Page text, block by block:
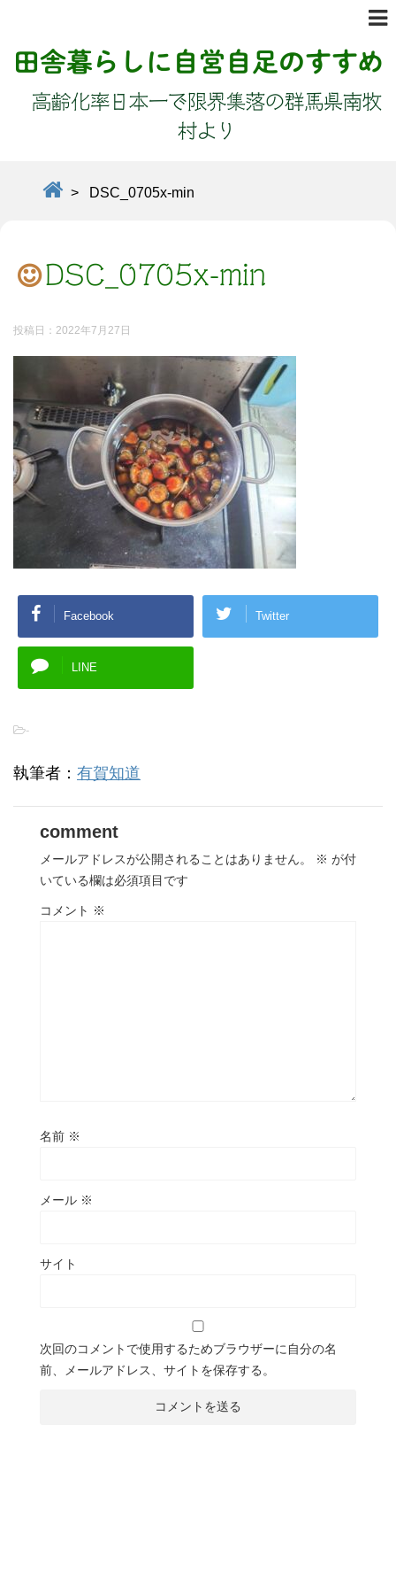
田舎暮らしに自営自足のすすめ
高齢化率日本一で限界集落の群馬県南牧
村より
> DSC_0705x-min
DSC_0705x-min
投稿日： 2022年7月27日
Facebook Twitter
LINE
-
執筆者： 有賀知道
comment
メールアドレスが公開されることはありません。 ※ が付
いている欄は必須項目です
コメント ※
名前 ※
メール ※
サイト
次回のコメントで使用するためブラウザーに自分の名
前、メールアドレス、サイトを保存する。